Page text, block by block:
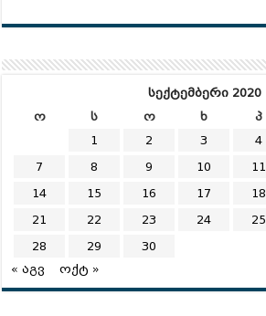
სექტემბერი 2020
ო
ს ო ხ პ
1
2 3 4
7
8 9 10 11
14
15 16 17 18
21
22 23 24 25
28
29
30
« აგვ
ოქტ »